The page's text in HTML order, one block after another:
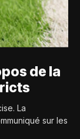
de la
La
sur les